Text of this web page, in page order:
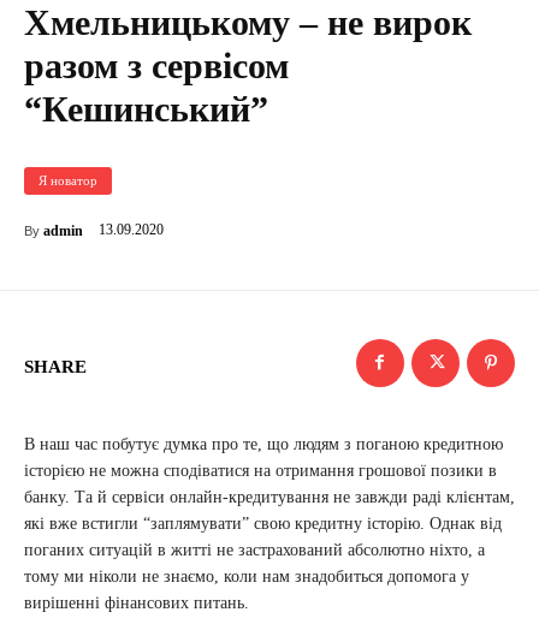
Хмельницькому – не вирок
разом з сервісом
“Кешинський”
Я новатор
By admin 13.09.2020
SHARE
В наш час побутує думка про те, що людям з поганою кредитною
історією не можна сподіватися на отримання грошової позики в
банку. Та й сервіси онлайн-кредитування не завжди раді клієнтам,
які вже встигли “заплямувати” свою кредитну історію. Однак від
поганих ситуацій в житті не застрахований абсолютно ніхто, а
тому ми ніколи не знаємо, коли нам знадобиться допомога у
вирішенні фінансових питань.